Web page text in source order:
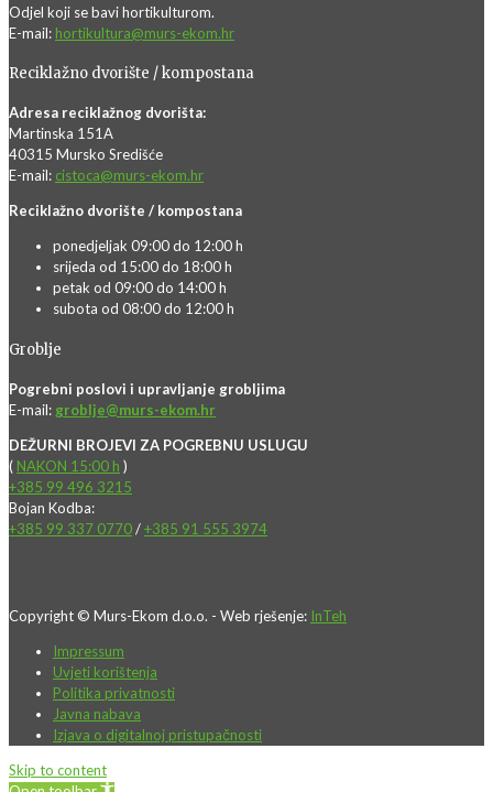
Odjel koji se bavi hortikulturom.
E-mail: hortikultura@murs-ekom.hr
Reciklažno dvorište / kompostana
Adresa reciklažnog dvorišta:
Martinska 151A
40315 Mursko Središće
E-mail: cistoca@murs-ekom.hr
Reciklažno dvorište / kompostana
ponedjeljak 09:00 do 12:00 h
srijeda od 15:00 do 18:00 h
petak od 09:00 do 14:00 h
subota od 08:00 do 12:00 h
Groblje
Pogrebni poslovi i upravljanje grobljima
E-mail: groblje@murs-ekom.hr
DEŽURNI BROJEVI ZA POGREBNU USLUGU
( NAKON 15:00 h )
+385 99 496 3215
Bojan Kodba:
+385 99 337 0770/+385 91 555 3974
Copyright © Murs-Ekom d.o.o. - Web rješenje: InTeh
Impressum
Uvjeti korištenja
Politika privatnosti
Javna nabava
Izjava o digitalnoj pristupačnosti
Skip to content